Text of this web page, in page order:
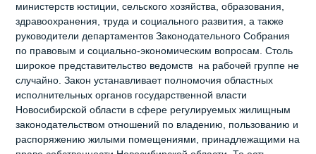
министерств юстиции, сельского хозяйства, образования,
здравоохранения, труда и социального развития, а также
руководители департаментов Законодательного Собрания
по правовым и социально-экономическим вопросам. Столь
широкое представительство ведомств на рабочей группе не
случайно. Закон устанавливает полномочия областных
исполнительных органов государственной власти
Новосибирской области в сфере регулируемых жилищным
законодательством отношений по владению, пользованию и
распоряжению жилыми помещениями, принадлежащими на